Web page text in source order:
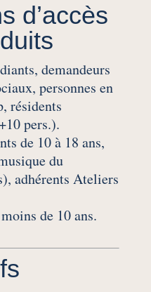
d’accès
demandeurs
personnes en
résidents
pers.).
de 10 à 18 ans,
du
adhérents Ateliers
de 10 ans.